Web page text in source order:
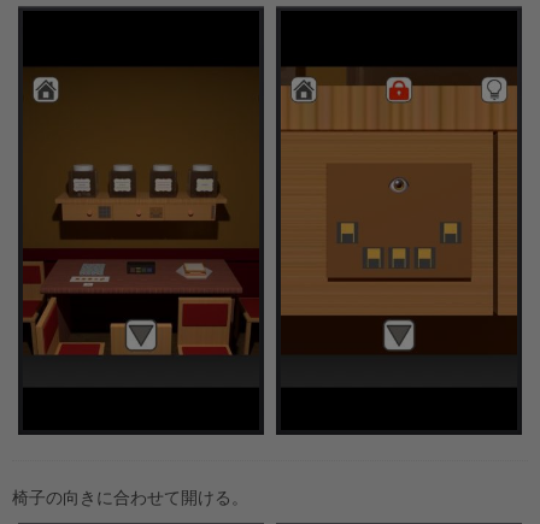
椅子の向きに合わせて開ける。